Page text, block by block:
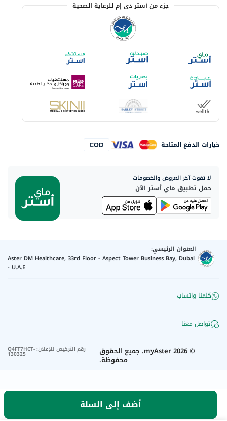
أضف إلى السلة
جزء من أستر دي إم للرعاية الصحية
خيارات الدفع المتاحة
لا تفوت آخر العروض والخصومات
حمل تطبيق ماي أستر الآن
العنوان الرئيسي:
Aster DM Healthcare, 33rd Floor - Aspect Tower Business Bay, Dubai
- U.A.E
كلمنا واتساب
تواصل معنا
©
2026
myAster. جميع الحقوق
محفوظة.
رقم الترخيص للإعلان:
Q4FT7HCT-
130325